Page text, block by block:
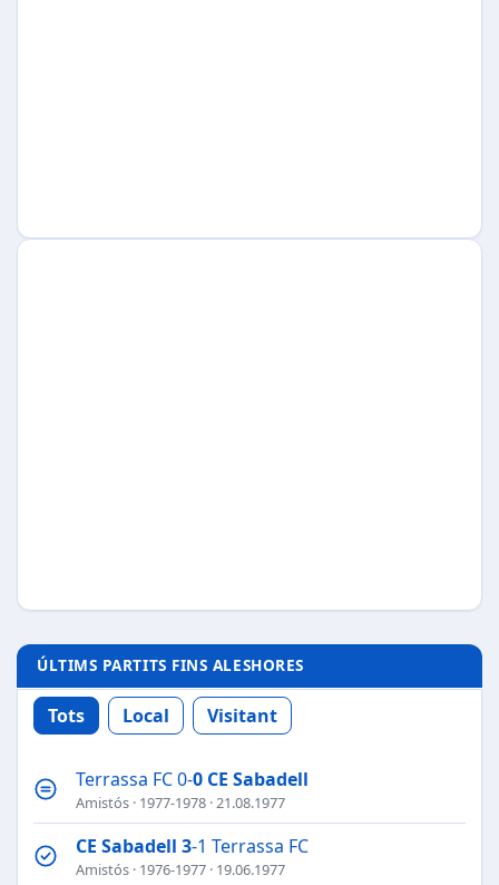
ÚLTIMS PARTITS FINS ALESHORES
Tots Local Visitant
Terrassa FC 0-0 CE Sabadell
Amistós · 1977-1978 · 21.08.1977
CE Sabadell 3-1 Terrassa FC
Amistós · 1976-1977 · 19.06.1977